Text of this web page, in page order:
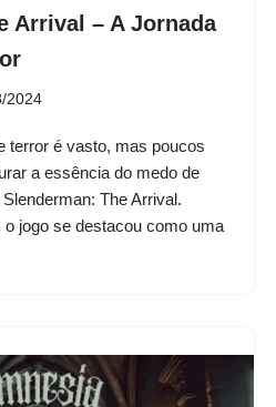
Arrival – A Jornada
2024
terror é vasto, mas poucos
a essência do medo de
The Arrival.
jogo se destacou como uma